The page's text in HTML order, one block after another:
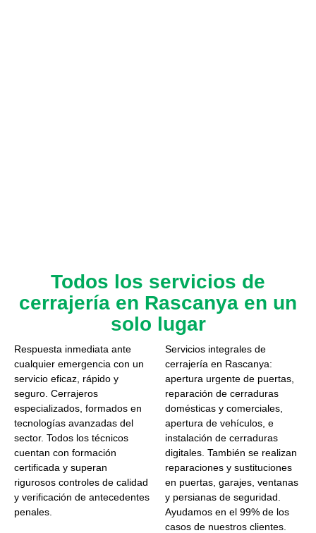
Todos los servicios de
cerrajería en Rascanya en un
solo lugar
Respuesta inmediata ante
cualquier emergencia con un
servicio eficaz, rápido y
seguro. Cerrajeros
especializados, formados en
tecnologías avanzadas del
sector. Todos los técnicos
cuentan con formación
certificada y superan
rigurosos controles de calidad
y verificación de antecedentes
penales.
Servicios integrales de
cerrajería en Rascanya:
apertura urgente de puertas,
reparación de cerraduras
domésticas y comerciales,
apertura de vehículos, e
instalación de cerraduras
digitales. También se realizan
reparaciones y sustituciones
en puertas, garajes, ventanas
y persianas de seguridad.
Ayudamos en el 99% de los
casos de nuestros clientes.